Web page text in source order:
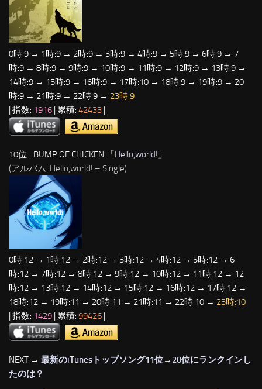
0時:9 → 1時:9 → 2時:9 → 3時:9 → 4時:9 → 5時:9 → 6時:9 → 7
時:9 → 8時:9 → 9時:9 → 10時:9 → 11時:9 → 12時:9 → 13時:9 →
14時:9 → 15時:9 → 16時:9 → 17時:10 → 18時:9 → 19時:9 → 20
時:9 → 21時:9 → 22時:9 → 23時:9
| 指数: 1916 | 累積: 42433 |
10位…BUMP OF CHICKEN 「Hello,world! 」
(アルバム: Hello,world! – Single)
0時:12 → 1時:12 → 2時:12 → 3時:12 → 4時:12 → 5時:12 → 6
時:12 → 7時:12 → 8時:12 → 9時:12 → 10時:12 → 11時:12 → 12
時:12 → 13時:12 → 14時:12 → 15時:12 → 16時:12 → 17時:12 →
18時:12 → 19時:11 → 20時:11 → 21時:11 → 22時:10 → 23時:10
| 指数: 1429 | 累積: 99426 |
NEXT → 最新のiTunesトップソング11位→20位にランクインし
たのは？